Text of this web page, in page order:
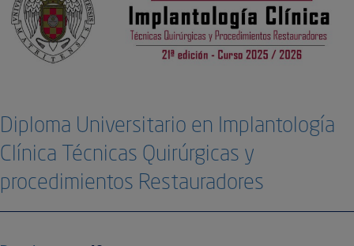
Diploma Universitario en Implantología
Clínica Técnicas Quirúrgicas y
procedimientos Restauradores